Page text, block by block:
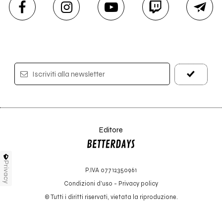
Iscriviti alla newsletter
Editore
P.IVA 07712350961
Condizioni d'uso - Privacy policy
© Tutti i diritti riservati, vietata la riproduzione.
Privacy